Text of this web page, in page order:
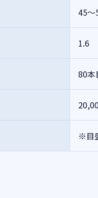
45～
1.6
80本
※目